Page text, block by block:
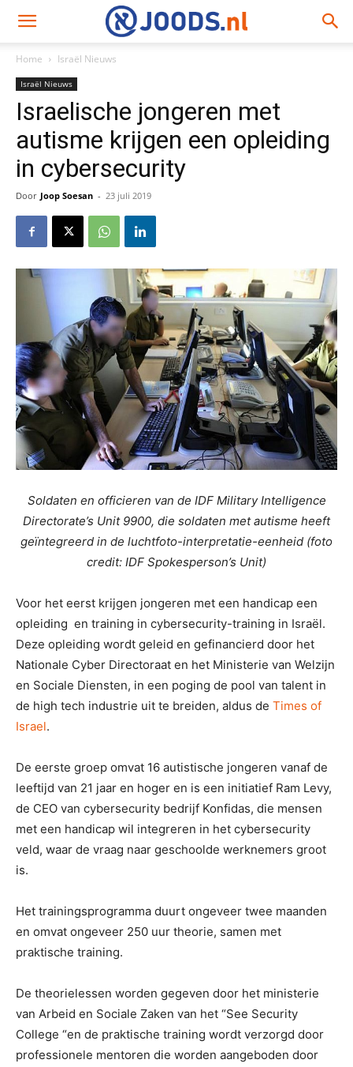
Home Israël Nieuws
Israël Nieuws
Israelische jongeren met
autisme krijgen een opleiding
in cybersecurity
Door Joop Soesan - 23 juli 2019
Soldaten en officieren van de IDF Military Intelligence
Directorate’s Unit 9900, die soldaten met autisme heeft
geïntegreerd in de luchtfoto-interpretatie-eenheid (foto
credit: IDF Spokesperson’s Unit)
Voor het eerst krijgen jongeren met een handicap een
opleiding en training in cybersecurity-training in Israël.
Deze opleiding wordt geleid en gefinancierd door het
Nationale Cyber Directoraat en het Ministerie van Welzijn
en Sociale Diensten, in een poging de pool van talent in
de high tech industrie uit te breiden, aldus de Times of
Israel.
De eerste groep omvat 16 autistische jongeren vanaf de
leeftijd van 21 jaar en hoger en is een initiatief Ram Levy,
de CEO van cybersecurity bedrijf Konfidas, die mensen
met een handicap wil integreren in het cybersecurity
veld, waar de vraag naar geschoolde werknemers groot
is.
Het trainingsprogramma duurt ongeveer twee maanden
en omvat ongeveer 250 uur theorie, samen met
praktische training.
De theorielessen worden gegeven door het ministerie
van Arbeid en Sociale Zaken van het “See Security
College “en de praktische training wordt verzorgd door
professionele mentoren die worden aangeboden door